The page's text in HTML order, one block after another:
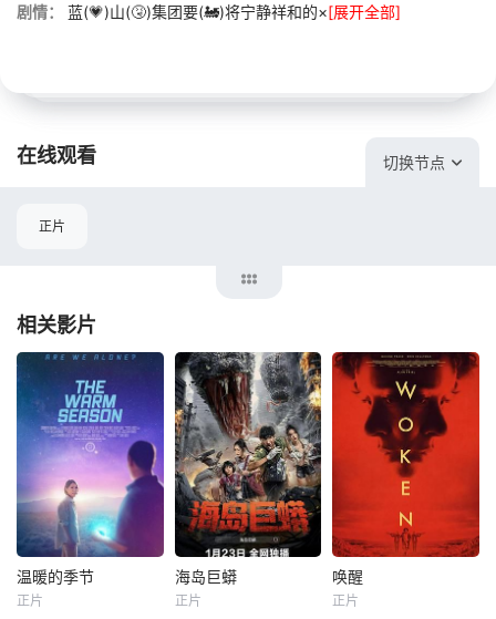
剧情：
蓝(💗)山(🤧)集团要(🚂)将宁静祥和的×[展开全部]
在线观看 切换节点
正片
相关影片
温暖的季节
温暖的季节
正片
海岛巨蟒
海岛巨蟒
正片
唤醒
唤醒
正片